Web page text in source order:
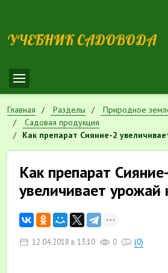
УЧЕБНИК САДОВОДА
Главная Разделы
Природное
Садовая продукция
Как препарат Сияние-2
Как препарат
увеличивает урожай
12.04.2018 в 13:10 0 (0)